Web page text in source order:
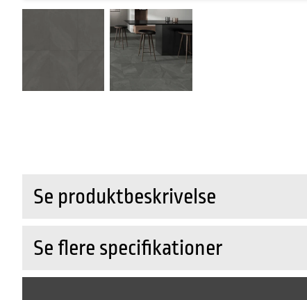
Se produktbeskrivelse
Se flere specifikationer